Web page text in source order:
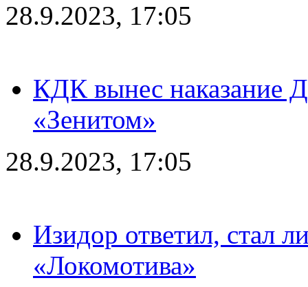
28.9.2023, 17:05
КДК вынес наказание
«Зенитом»
28.9.2023, 17:05
Изидор ответил, стал
«Локомотива»